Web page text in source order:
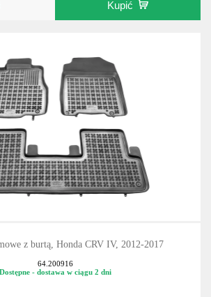
Kupić
z burtą, Honda CRV IV, 2012-2017
64.200916
Dostępne - dostawa w ciągu 2 dni